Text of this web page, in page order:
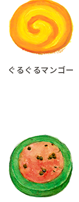
ぐるぐるマンゴー